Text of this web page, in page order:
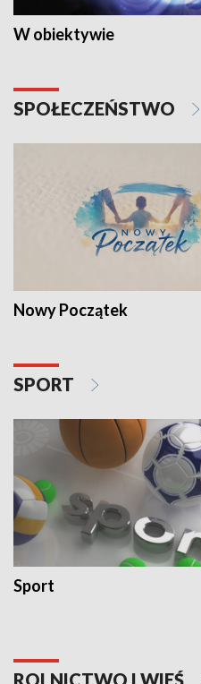
W obiektywie
SPOŁECZEŃSTWO
Nowy Początek
SPORT
Sport
ROLNICTWO I WIEŚ